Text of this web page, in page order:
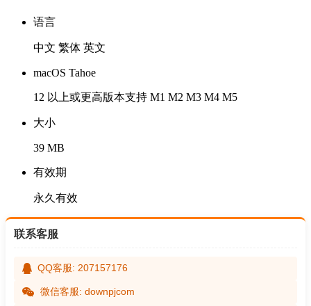
语言
中文 繁体 英文
macOS Tahoe
12 以上或更高版本支持 M1 M2 M3 M4 M5
大小
39 MB
有效期
永久有效
联系客服
QQ客服: 207157176
微信客服: downpjcom